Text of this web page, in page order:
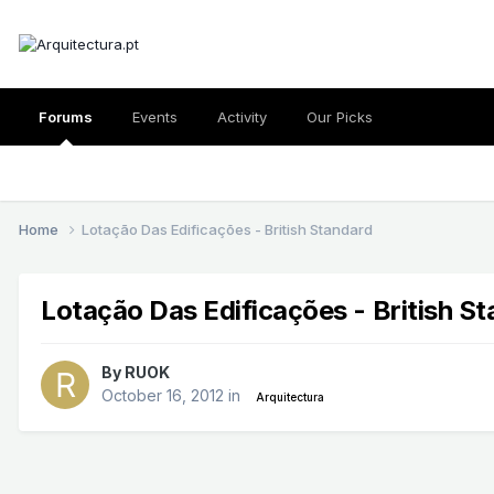
Forums Events Activity Our Picks
Home Lotação Das Edificações - British Standard
Lotação Das Edificações - British
By RUOK
October 16, 2012 in Arquitectura